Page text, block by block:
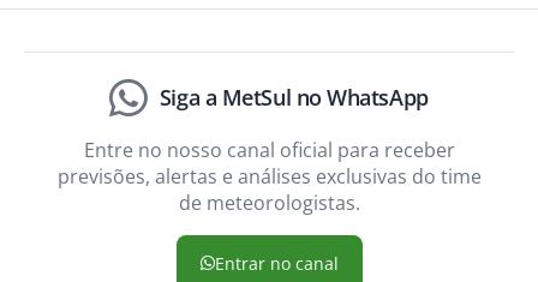
Siga a MetSul no WhatsApp
Entre no nosso canal oficial para receber
previsões, alertas e análises exclusivas do time
de meteorologistas.
Entrar no canal